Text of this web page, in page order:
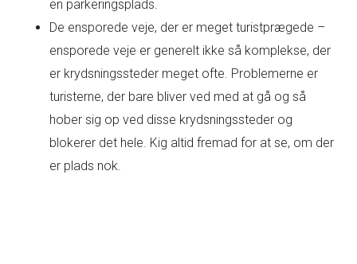
en parkeringsplads.
De ensporede veje, der er meget turistprægede –
ensporede veje er generelt ikke så komplekse, der
er krydsningssteder meget ofte. Problemerne er
turisterne, der bare bliver ved med at gå og så
hober sig op ved disse krydsningssteder og
blokerer det hele. Kig altid fremad for at se, om der
er plads nok.